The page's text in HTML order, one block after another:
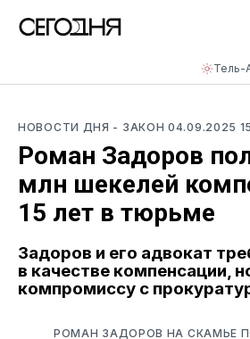
Тель-
НОВОСТИ ДНЯ - ЗАКОН04.09.2025
Роман Задоров
млн шекелей
15 лет в тюрьме
Задоров и его адвокат
в качестве компенсации,
компромиссу с
РОМАН ЗАДОРОВ НА СКАМЬЕ